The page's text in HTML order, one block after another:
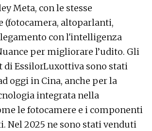
Meta, con le stesse
(fotocamera, altoparlanti,
con l'intelligenza
per migliorare l’udito. Gli
di EssilorLuxottiva sono stati
oggi in Cina, anche per la
integrata nella
le fotocamere e i componenti
Nel 2025 ne sono stati venduti